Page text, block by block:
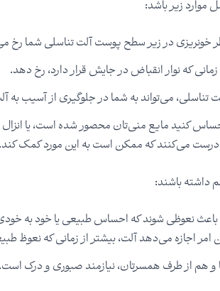
موارد زیر باشد:
خونریزی در زیر سطح پوست آلت تناسلی شما رخ
که نوار انقباض در جایش قرار دارد، رخ دهد.
می‌تواند به شما در جلوگیری از آسیب به
کنید مایع منی‌تان محصور شده است، یا
درست می‌کنند که ممکن است به این مورد کمک کند.
باشند:
نعوظی شوند که احساس طبیعی یا خود به
اجازه می‌دهد آلت، بیشتر از زمانی که نعوظ
هم از طرف همسرتان، نیازمند صبوری و درک